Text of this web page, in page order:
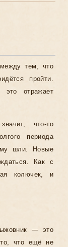
тем, что
пройти.
отражает
что-то
периода
шли. Новые
Как с
колючек, и
— это
то, что ещё не